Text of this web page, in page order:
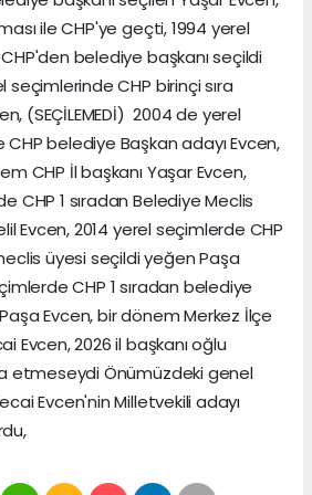
ile CHP'ye geçti, 1994 yerel
belediye başkanı seçildi
seçimlerinde CHP birinçi sıra
(SEÇİLEMEDİ) 2004 de yerel
belediye Başkan adayı Evcen,
CHP İl başkanı Yaşar Evcen,
CHP 1 sıradan Belediye Meclis
Evcen, 2014 yerel seçimlerde CHP
üyesi seçildi yeğen Paşa
CHP 1 sıradan belediye
Evcen, bir dönem Merkez İlçe
Evcen, 2026 il başkanı oğlu
etmeseydi Önümüzdeki genel
Evcen'nin Milletvekili adayı